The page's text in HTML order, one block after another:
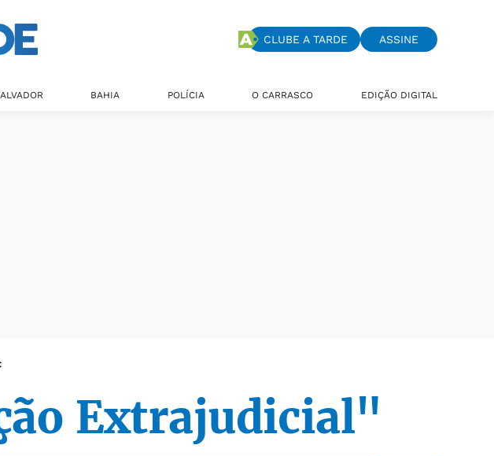
CLUBE A TARDE ASSINE
BAHIA POLÍCIA O CARRASCO EDIÇÃO DIGITAL
Extrajudicial"